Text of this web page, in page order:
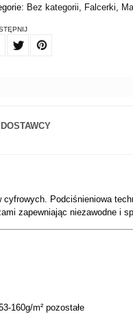
Bez kategorii Falcerki
DOSTAWCY
Podciśnieniowa
zapewniając niezawodne i
160g/m² pozostałe